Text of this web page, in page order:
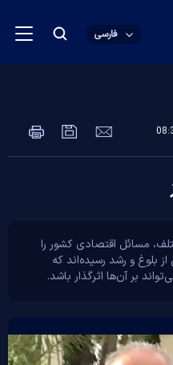
فارسی
مسائل اقتصادی کشور را
بلوغ و رشد رسیده‌اند که
بر آن‌ها اثرگذار باشد.